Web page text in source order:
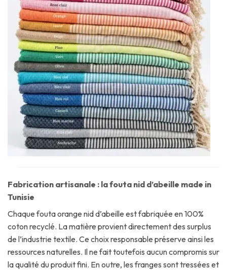
Fabrication artisanale : la fouta nid d’abeille made in
Tunisie
Chaque fouta orange nid d’abeille est fabriquée en 100%
coton recyclé. La matière provient directement des surplus
de l’industrie textile. Ce choix responsable préserve ainsi les
ressources naturelles. Il ne fait toutefois aucun compromis sur
la qualité du produit fini. En outre, les franges sont tressées et